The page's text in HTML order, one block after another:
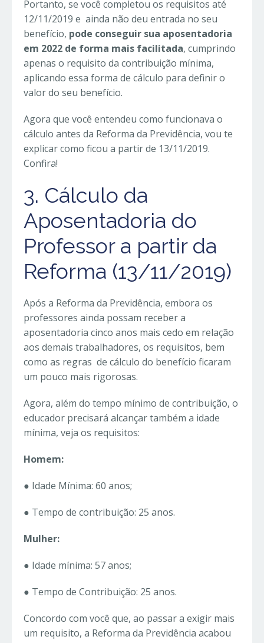
Portanto, se você completou os requisitos até
12/11/2019 e ainda não deu entrada no seu
benefício, pode conseguir sua aposentadoria
em 2022 de forma mais facilitada, cumprindo
apenas o requisito da contribuição mínima,
aplicando essa forma de cálculo para definir o
valor do seu benefício.
Agora que você entendeu como funcionava o
cálculo antes da Reforma da Previdência, vou te
explicar como ficou a partir de 13/11/2019.
Confira!
3. Cálculo da
Aposentadoria do
Professor a partir da
Reforma (13/11/2019)
Após a Reforma da Previdência, embora os
professores ainda possam receber a
aposentadoria cinco anos mais cedo em relação
aos demais trabalhadores, os requisitos, bem
como as regras de cálculo do benefício ficaram
um pouco mais rigorosas.
Agora, além do tempo mínimo de contribuição, o
educador precisará alcançar também a idade
mínima, veja os requisitos:
Homem:
● Idade Mínima: 60 anos;
● Tempo de contribuição: 25 anos.
Mulher:
● Idade mínima: 57 anos;
● Tempo de Contribuição: 25 anos.
Concordo com você que, ao passar a exigir mais
um requisito, a Reforma da Previdência acabou